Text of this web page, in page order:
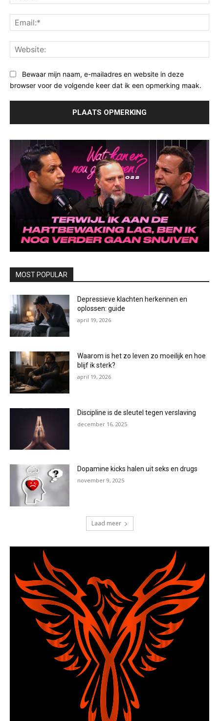
Bewaar mijn naam, e-mailadres en website in deze
browser voor de volgende keer dat ik een opmerking maak.
MOST POPULAR
Depressieve klachten herkennen en
oplossen: guide
april 19, 2026
Waarom is het zo leven zo moeilijk en hoe
blijf ik sterk?
april 19, 2026
Discipline is de sleutel tegen verslaving
december 16, 2025
Dopamine kicks halen uit seks en drugs
november 9, 2025
Laad meer